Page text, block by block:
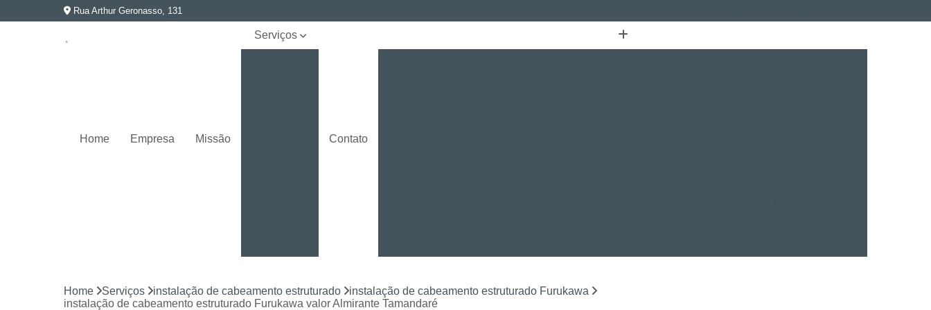
Rua Arthur Geronasso, 131
Home Empresa Missão
Serviços
elétrica e
Segurança
eletrônica
Contato
Instalação LPR para CFTV
Licença Instalação BVMS
Home Serviços instalação de cabeamento estruturado
instalação de cabeamento estruturado Furukawa
instalação de cabeamento estruturado Furukawa valor Almirante Tamandaré